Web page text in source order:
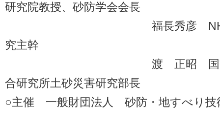
研究院教授、砂防学会会長
福長秀彦 NHK放送文
究主幹
渡 正昭 国交省国土
合研究所土砂災害研究部長
○主催 一般財団法人 砂防・地すべり技